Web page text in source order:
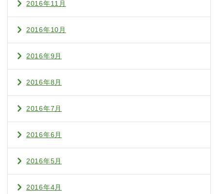
2016年11月
2016年10月
2016年9月
2016年8月
2016年7月
2016年6月
2016年5月
2016年4月